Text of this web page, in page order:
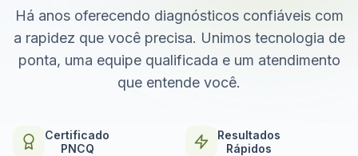
Há anos oferecendo diagnósticos confiáveis com
a rapidez que você precisa. Unimos tecnologia de
ponta, uma equipe qualificada e um atendimento
que entende você.
Certificado
PNCQ
Resultados
Rápidos